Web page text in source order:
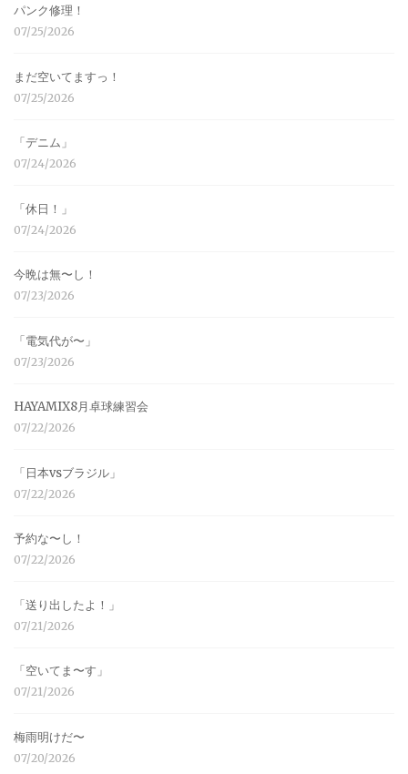
パンク修理！
07/25/2026
まだ空いてますっ！
07/25/2026
「デニム」
07/24/2026
「休日！」
07/24/2026
今晩は無〜し！
07/23/2026
「電気代が〜」
07/23/2026
HAYAMIX8月卓球練習会
07/22/2026
「日本vsブラジル」
07/22/2026
予約な〜し！
07/22/2026
「送り出したよ！」
07/21/2026
「空いてま〜す」
07/21/2026
梅雨明けだ〜
07/20/2026